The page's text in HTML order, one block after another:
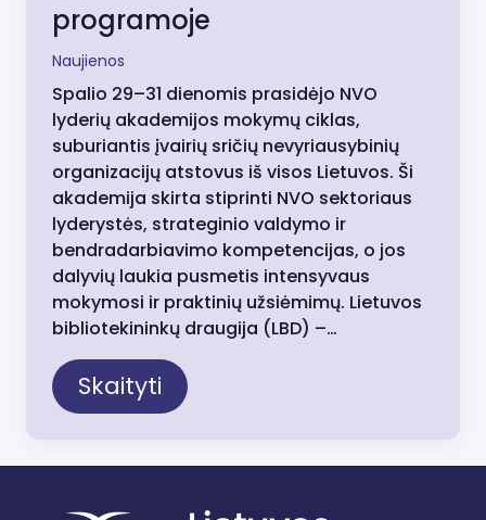
programoje
Naujienos
Spalio 29–31 dienomis prasidėjo NVO
lyderių akademijos mokymų ciklas,
suburiantis įvairių sričių nevyriausybinių
organizacijų atstovus iš visos Lietuvos. Ši
akademija skirta stiprinti NVO sektoriaus
lyderystės, strateginio valdymo ir
bendradarbiavimo kompetencijas, o jos
dalyvių laukia pusmetis intensyvaus
mokymosi ir praktinių užsiėmimų. Lietuvos
bibliotekininkų draugija (LBD) –…
Skaityti